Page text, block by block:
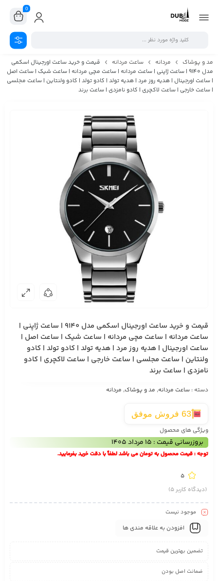
0
مد و پوشاک مردانه ساعت مردانه
قیمت و خرید ساعت اورجینال اسکمی
مدل 9140 | ساعت ژاپنی | ساعت مردانه | ساعت مچی مردانه | ساعت شیک | ساعت اصل
| ساعت اورجینال | هدیه روز مرد | هدیه تولد | کادو تولد | کادو ولنتاین | ساعت مجلسی
| ساعت خارجی | ساعت لاکچری | کادو نامزدی | ساعت برند
قیمت و خرید ساعت اورجینال اسکمی مدل 9140 | ساعت ژاپنی |
ساعت مردانه | ساعت مچی مردانه | ساعت شیک | ساعت اصل |
ساعت اورجینال | هدیه روز مرد | هدیه تولد | کادو تولد | کادو
ولنتاین | ساعت مجلسی | ساعت خارجی | ساعت لاکچری | کادو
نامزدی | ساعت برند
دسته : ساعت مردانه, مد و پوشاک, مردانه
63 فروش موفق
ویژگی های محصول
بروزرسانی قیمت : 15 مرداد 1405
توجه : قیمت محصول به تومان می باشد لطفاً با دقت خرید بفرمایید.
5
(دیدگاه کاربر5
)
موجود نیست
افزودن به علاقه مندی ها
تضمین بهترین قیمت
ضمانت اصل بودن